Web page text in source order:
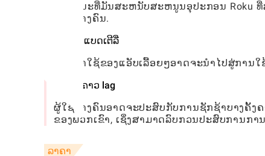
ໃນຂະນະທີ່ມັນສະຫນັບສະຫນູນອຸປະກອນ Roku
ຜູ້ໃຊ້ບາງຄົນ.
ລະບາຍແບດເຕີລີ່
ການນໍາໃຊ້ຂອງແອັບເລື້ອຍໆອາດຈະນໍາໄປສູ່ການ
ບາງຄັ້ງຄາວ lag
ຜູ້ໃຊ້ບາງຄົນອາດຈະປະສົບກັບການຊັກຊ້າບາງຄັ້ງ
ຂອງພວກເຂົາ, ເຊິ່ງສາມາດລົບກວນປະສົບການກາ
ລາຄາ